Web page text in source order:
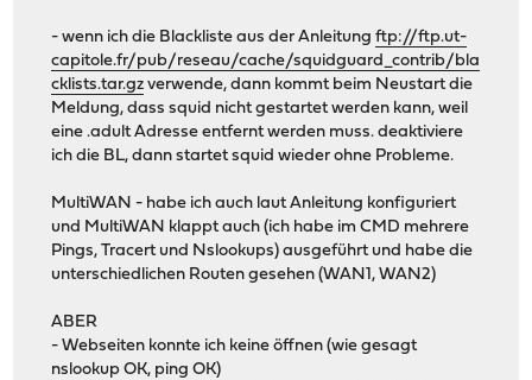
- wenn ich die Blackliste aus der Anleitungftp://ftp.ut-
capitole.fr/pub/reseau/cache/squidguard_contrib/bla
cklists.tar.gz verwende, dann kommt beim Neustart die
Meldung, dass squid nicht gestartet werden kann, weil
eine .adult Adresse entfernt werden muss. deaktiviere
ich die BL, dann startet squid wieder ohne Probleme.
MultiWAN - habe ich auch laut Anleitung konfiguriert
und MultiWAN klappt auch (ich habe im CMD mehrere
Pings, Tracert und Nslookups) ausgeführt und habe die
unterschiedlichen Routen gesehen (WAN1, WAN2)
ABER
- Webseiten konnte ich keine öffnen (wie gesagt
nslookup OK, ping OK)